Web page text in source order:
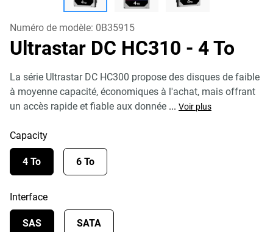
Numéro de modèle: 0B35915
Ultrastar DC HC310 - 4 To
La série Ultrastar DC HC300 propose des disques de faible
à moyenne capacité, économiques à l'achat, mais offrant
un accès rapide et fiable aux donnée ... Voir plus
Capacity
4 To 6 To
Interface
SAS SATA